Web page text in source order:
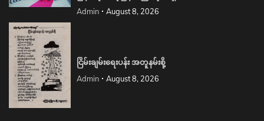
Admin August 8, 2026
ငြိမ်းချမ်းရေးပန်း အတူနမ်းစို့
Admin August 8, 2026